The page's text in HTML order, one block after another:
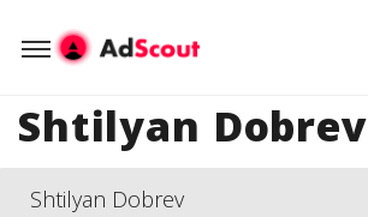
Shtilyan Dobrev
Shtilyan Dobrev